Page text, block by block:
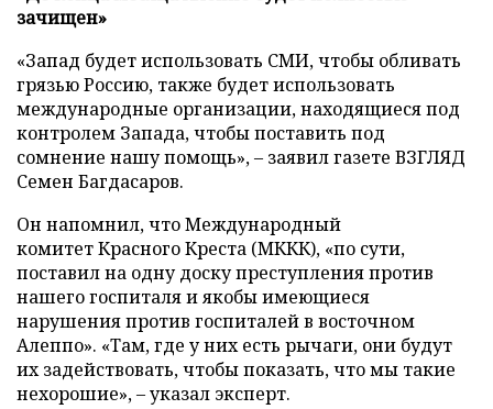
зачищен»
«Запад будет использовать СМИ, чтобы обливать
грязью Россию, также будет использовать
международные организации, находящиеся под
контролем Запада, чтобы поставить под
сомнение нашу помощь», – заявил газете ВЗГЛЯД
Семен Багдасаров.
Он напомнил, что Международный
комитет Красного Креста (МККК), «по сути,
поставил на одну доску преступления против
нашего госпиталя и якобы имеющиеся
нарушения против госпиталей в восточном
Алеппо». «Там, где у них есть рычаги, они будут
их задействовать, чтобы показать, что мы такие
нехорошие», – указал эксперт.